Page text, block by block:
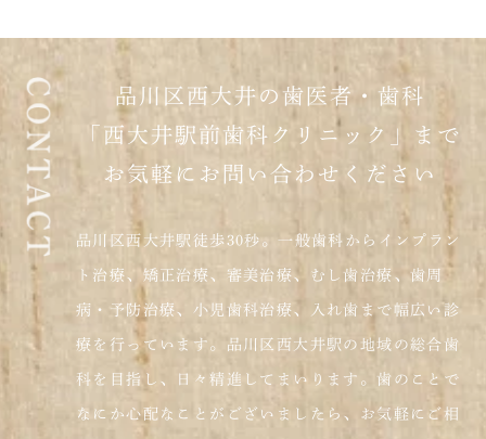
品川区西大井の歯医者・歯科
「西大井駅前歯科クリニック」まで
お気軽にお問い合わせください
品川区西大井駅徒歩30秒。一般歯科からインプラン
ト治療、矯正治療、審美治療、むし歯治療、歯周
病・予防治療、小児歯科治療、入れ歯まで幅広い診
療を行っています。品川区西大井駅の地域の総合歯
科を目指し、日々精進してまいります。歯のことで
なにか心配なことがございましたら、お気軽にご相